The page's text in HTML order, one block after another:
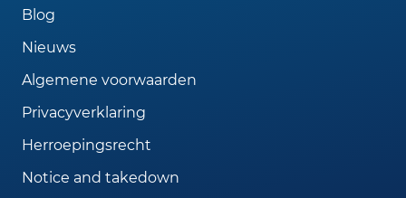
Blog
Nieuws
Algemene voorwaarden
Privacyverklaring
Herroepingsrecht
Notice and takedown